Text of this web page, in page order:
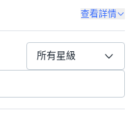
查看詳情
所有星級